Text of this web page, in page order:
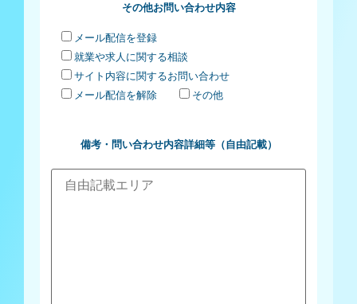
その他お問い合わせ内容
メール配信を登録
就業や求人に関する相談
サイト内容に関するお問い合わせ
メール配信を解除
その他
備考・問い合わせ内容詳細等（自由記載）